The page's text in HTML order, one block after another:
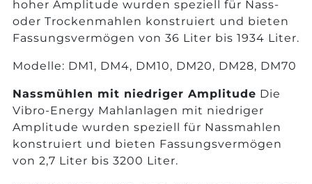
hoher Amplitude wurden speziell für Nass-
oder Trockenmahlen konstruiert und bieten
Fassungsvermögen von 36 Liter bis 1934 Liter.
Modelle: DM1, DM4, DM10, DM20, DM28, DM70
Nassmühlen mit niedriger Amplitude Die
Vibro-Energy Mahlanlagen mit niedriger
Amplitude wurden speziell für Nassmahlen
konstruiert und bieten Fassungsvermögen
von 2,7 Liter bis 3200 Liter.